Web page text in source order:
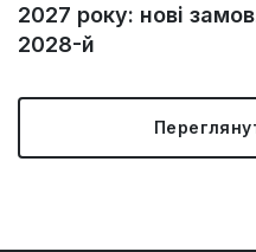
2027 року: нові
2028-й